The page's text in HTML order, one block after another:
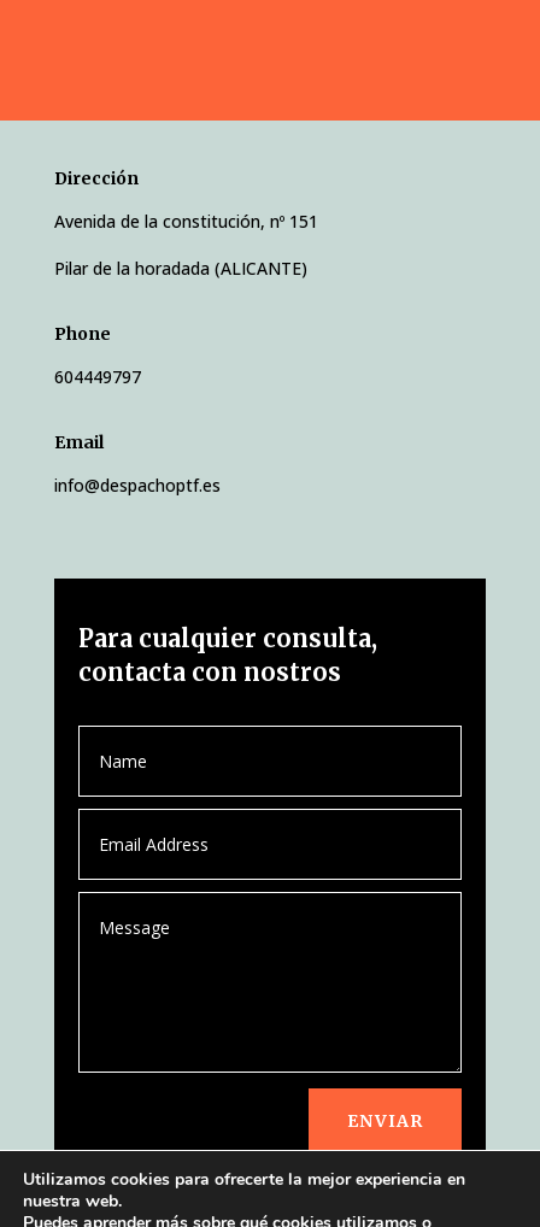
Dirección
Avenida de la constitución, nº 151
Pilar de la horadada (ALICANTE)
Phone
604449797
Email
info@despachoptf.es
Para cualquier consulta,
contacta con nostros
ENVIAR
Utilizamos cookies para ofrecerte la mejor experiencia en
nuestra web.